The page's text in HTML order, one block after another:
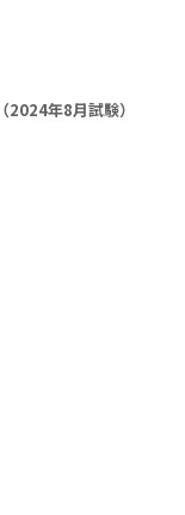
2024年8月試験）